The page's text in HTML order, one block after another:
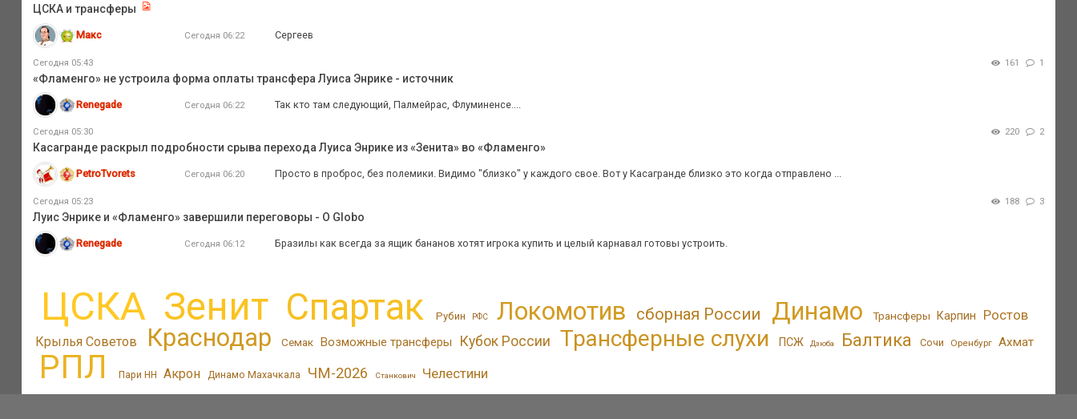
ЦСКА и трансферы
Макс Сегодня 06:22 Сергеев
Сегодня 05:43 161 1
«Фламенго» не устроила форма оплаты трансфера Луиса Энрике - источник
Renegade Сегодня 06:22 Так кто там следующий, Палмейрас, Флуминенсе....
Сегодня 05:30 220 2
Касагранде раскрыл подробности срыва перехода Луиса Энрике из «Зенита» во «Фламенго»
PetroTvorets Сегодня 06:20 Просто в проброс, без полемики. Видимо "близко" у каждого свое. Вот у Касагранде близко это когда отправлено ...
Сегодня 05:23 188 3
Луис Энрике и «Фламенго» завершили переговоры - O Globo
Renegade Сегодня 06:12 Бразилы как всегда за ящик бананов хотят игрока купить и целый карнавал готовы устроить.
ЦСКА Зенит Спартак Рубин РФС Локомотив сборная России Динамо Трансферы Карпин Ростов
Крылья Советов Краснодар Семак Возможные трансферы Кубок России Трансферные слухи ПСЖ Дзюба Балтика Сочи Оренбург Ахмат
РПЛ Пари НН Акрон Динамо Махачкала ЧМ-2026 Станкович Челестини